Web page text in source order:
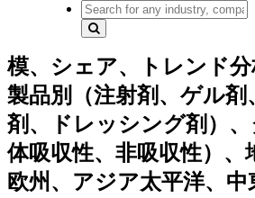
模、シェア、トレンド分
製品別（注射剤、ゲル剤
剤、ドレッシング剤）
体吸収性、非吸収性）、
欧州、アジア太平洋、中